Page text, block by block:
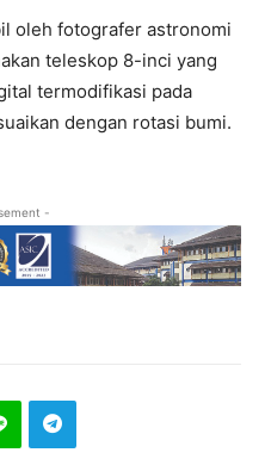
oleh fotografer astronomi
teleskop 8-inci yang
termodifikasi pada
dengan rotasi bumi.
-